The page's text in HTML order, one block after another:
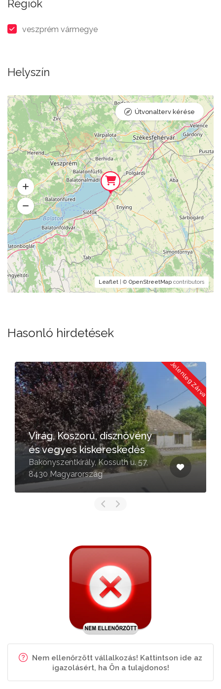
Régiók
veszprém vármegye
Helyszín
Leaflet | © OpenStreetMap contributors
Útvonalterv kérése
Hasonló hirdetések
Jelenleg Zárva
Virág, Koszorú, dísznövény
és vegyes kiskereskedés
Bakonyszentkirály, Kossuth u. 57,
8430 Magyarország
Nem ellenőrzött vállalkozás! Kattintson ide az
igazolásért, ha Ön a tulajdonos!